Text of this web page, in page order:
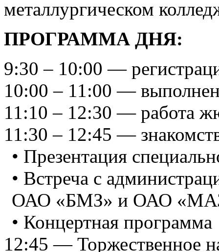
металлургическом
ПРОГРАММА ДНЯ:
9:30 – 10:00 —
10:00 – 11:00 —
11:10 – 12:30 — работа
11:30 – 12:45 —
• Презентация
• Встреча с
ОАО «БМЗ» и ОАО
• Концертная программа
12:45 — Торжественное